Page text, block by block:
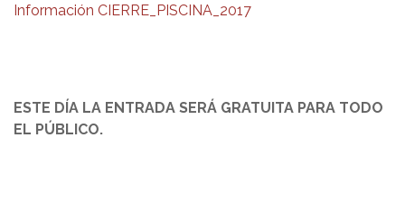
Información CIERRE_PISCINA_2017
ESTE DÍA LA ENTRADA SERÁ GRATUITA PARA TODO
EL PÚBLICO.